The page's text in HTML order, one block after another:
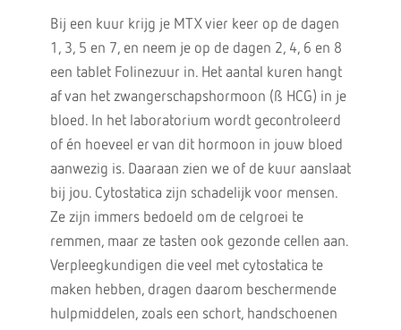
Bij een kuur krijg je MTX vier keer op de dagen
1, 3, 5 en 7, en neem je op de dagen 2, 4, 6 en 8
een tablet Folinezuur in. Het aantal kuren hangt
af van het zwangerschapshormoon (ß HCG) in je
bloed. In het laboratorium wordt gecontroleerd
of én hoeveel er van dit hormoon in jouw bloed
aanwezig is. Daaraan zien we of de kuur aanslaat
bij jou. Cytostatica zijn schadelijk voor mensen.
Ze zijn immers bedoeld om de celgroei te
remmen, maar ze tasten ook gezonde cellen aan.
Verpleegkundigen die veel met cytostatica te
maken hebben, dragen daarom beschermende
hulpmiddelen, zoals een schort, handschoenen